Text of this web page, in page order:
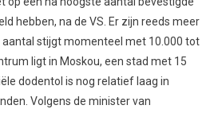
hebben, na de VS. Er zijn reeds meer
aantal stijgt momenteel met 10.000 tot
ligt in Moskou, een stad met 15
dodentol is nog relatief laag in
Volgens de minister van